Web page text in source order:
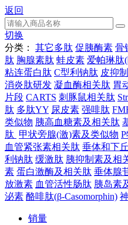
返回
切换
分类：
其它多肽 促胰酶素 骨
肽 胸腺素肽 蛙皮素 爱帕琳肽
粘连蛋白肽 C型利钠肽 皮抑
消炎肽研发 凝血酶相关肽 胃
片段 CARTS 刺豚鼠相关肽
肽 多肽YY 尿皮素 强啡肽
类似物 胰高血糖素及相关肽
肽 甲状旁腺(激)素及类似物
血管紧张素相关肽 垂体和下
利钠肽 缓激肽 胰抑制素及相
素 蛋白激酶及相关肽 垂体腺
放激素 血管活性肠肽 胰岛素
泌素 酪啡肽(β-Casomorphin)
销量